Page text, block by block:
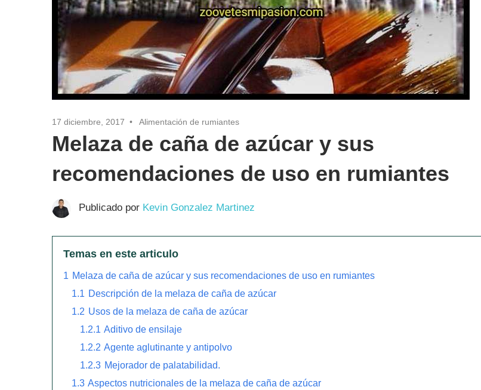
17 diciembre, 2017 Alimentación de rumiantes
Melaza de caña de azúcar y sus
recomendaciones de uso en rumiantes
Publicado por Kevin Gonzalez Martinez
Temas en este articulo
1 Melaza de caña de azúcar y sus recomendaciones de uso en rumiantes
1.1 Descripción de la melaza de caña de azúcar
1.2 Usos de la melaza de caña de azúcar
1.2.1 Aditivo de ensilaje
1.2.2 Agente aglutinante y antipolvo
1.2.3 Mejorador de palatabilidad.
1.3 Aspectos nutricionales de la melaza de caña de azúcar